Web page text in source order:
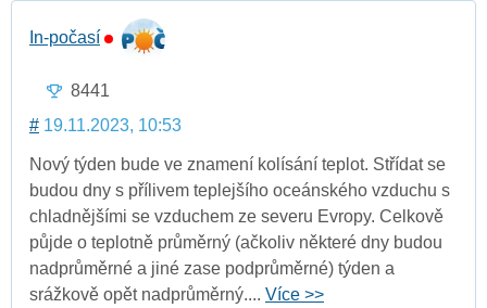
In-počasí
8441
# 19.11.2023, 10:53
Nový týden bude ve znamení kolísání teplot. Střídat se
budou dny s přílivem teplejšího oceánského vzduchu s
chladnějšími se vzduchem ze severu Evropy. Celkově
půjde o teplotně průměrný (ačkoliv některé dny budou
nadprůměrné a jiné zase podprůměrné) týden a
srážkově opět nadprůměrný.... Více >>